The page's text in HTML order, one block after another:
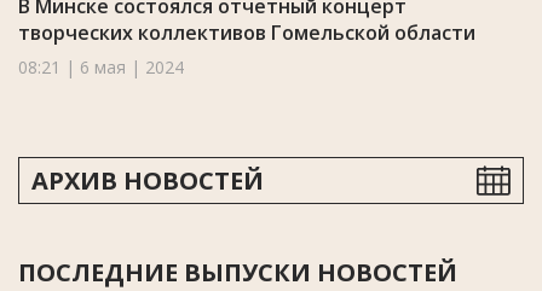
В Минске состоялся отчетный концерт
творческих коллективов Гомельской области
08:21 | 6 мая | 2024
АРХИВ НОВОСТЕЙ
ПОСЛЕДНИЕ ВЫПУСКИ НОВОСТЕЙ